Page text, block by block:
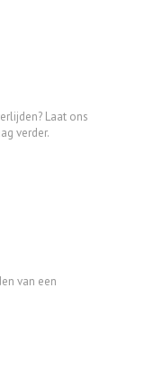
Laat ons
verder.
van een